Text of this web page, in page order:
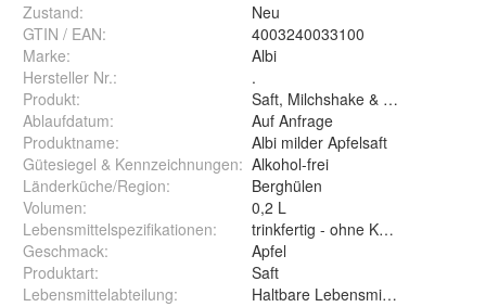
Zustand:
Neu
GTIN / EAN:
4003240033100
Marke:
Albi
Hersteller Nr.:
.
Produkt:
Saft, Milchshake & Smoothie
Ablaufdatum:
Auf Anfrage
Produktname:
Albi milder Apfelsaft
Gütesiegel & Kennzeichnungen: Alkohol-frei
Länderküche/Region:
Berghülen
Volumen:
0,2 L
Lebensmittelspezifikationen:
trinkfertig - ohne Kühlung haltbar
Geschmack:
Apfel
Produktart:
Saft
Lebensmittelabteilung: Haltbare Lebensmittel